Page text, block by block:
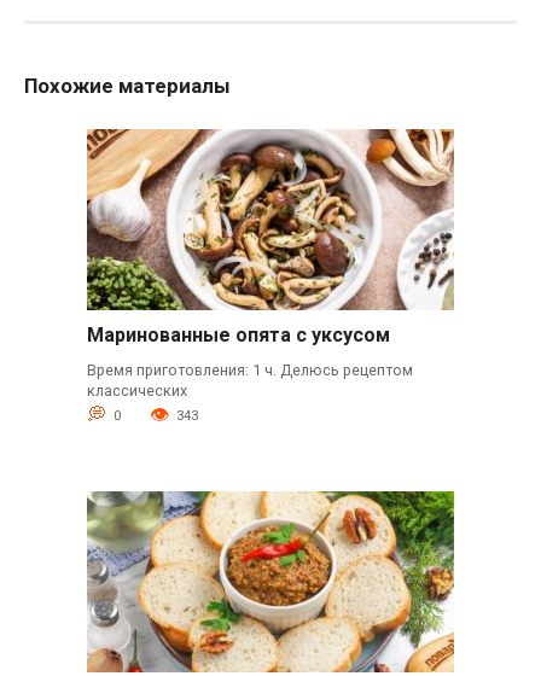
Похожие материалы
Маринованные опята с уксусом
Время приготовления: 1 ч. Делюсь рецептом
классических
0 343